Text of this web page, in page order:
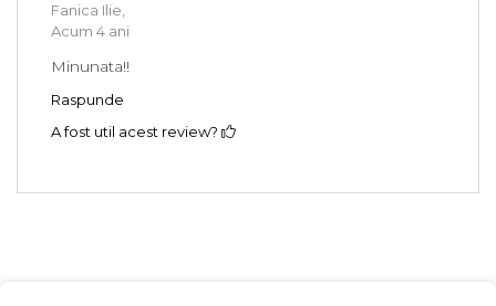
Fanica Ilie,
Acum 4 ani
Minunata!!
Raspunde
A fost util acest review?